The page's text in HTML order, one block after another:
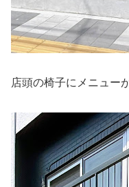
店頭の椅子にメニュー